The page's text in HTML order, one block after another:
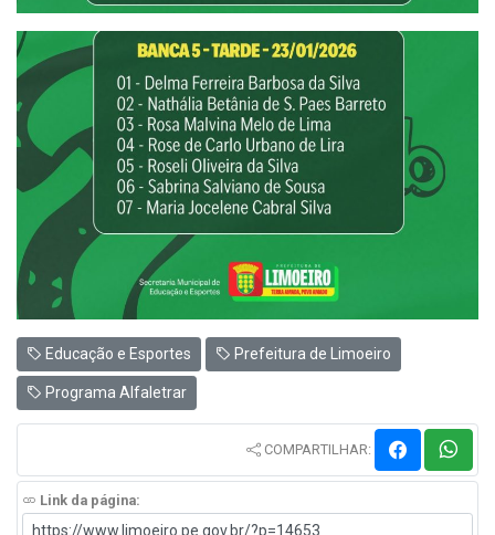
Educação e Esportes Prefeitura de Limoeiro
Programa Alfaletrar
COMPARTILHAR:
Link da página: